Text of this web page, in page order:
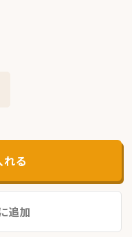
追加
る